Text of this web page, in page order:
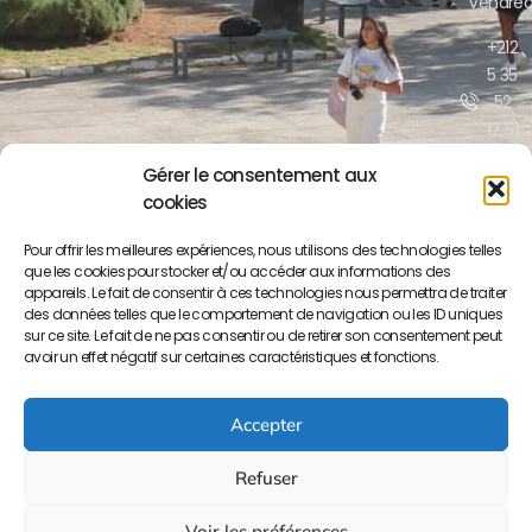
Gérer le consentement aux
cookies
Pour offrir les meilleures expériences, nous utilisons des technologies telles
que les cookies pour stocker et/ou accéder aux informations des
appareils. Le fait de consentir à ces technologies nous permettra de traiter
des données telles que le comportement de navigation ou les ID uniques
sur ce site. Le fait de ne pas consentir ou de retirer son consentement peut
avoir un effet négatif sur certaines caractéristiques et fonctions.
Accepter
Refuser
+212
5 35
52
17 51
Moulay
Youssef
Meknès